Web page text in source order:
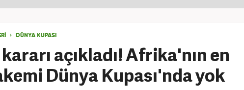
DÜNYA KUPASI
açıkladı! Afrika'nın en
Dünya Kupası'nda yok